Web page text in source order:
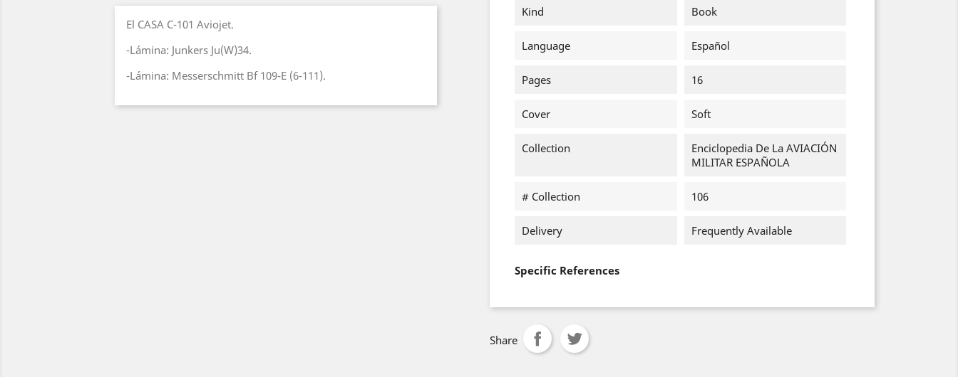
El CASA C-101 Aviojet.
-Lámina: Junkers Ju(W)34.
-Lámina: Messerschmitt Bf 109-E (6-111).
Kind
Book
Language Español
Pages 16
Cover Soft
Collection
Enciclopedia De La AVIACIÓN
MILITAR ESPAÑOLA
# Collection 106
Delivery Frequently Available
Specific References
Share